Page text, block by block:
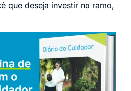
que deseja investir no ramo,